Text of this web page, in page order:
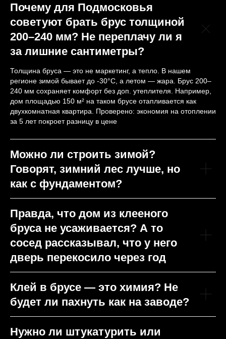
Почему для Подмосковья
советуют брать брус толщиной
200–240 мм? Не переплачу ли я
за лишние сантиметры?
Толщина бруса — это не маркетинг, а тепло. В нашем
регионе зимой бывает до -30°C, а летом — жара. Брус 200–
240 мм сохраняет комфорт без доп. утеплителя. Например,
дом площадью 150 м² на таком брусе отапливается как
двухкомнатная квартира. Проверено: экономия на отоплении
за 5 лет покроет разницу в цене
Можно ли строить зимой?
Говорят, зимний лес лучше, но
как с фундаментом?
Правда, что дом из клееного
бруса не усаживается? А то
сосед рассказывал, что у него
дверь перекосило через год
Клей в брусе — это химия? Не
будет ли пахнуть как на заводе?
Нужно ли штукатурить или